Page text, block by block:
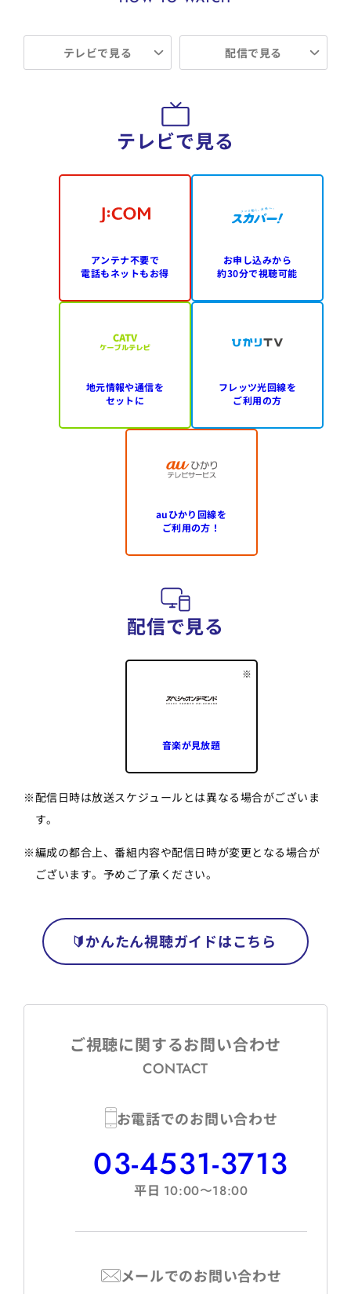
テレビで見る 配信で見る
テレビで見る
アンテナ不要で
電話もネットもお得
お申し込みから
約30分で視聴可能
地元情報や通信を
セットに
フレッツ光回線を
ご利用の方
auひかり回線を
ご利用の方！
配信で見る
音楽が見放題
※配信日時は放送スケジュールとは異なる場合がございま
す。
※編成の都合上、番組内容や配信日時が変更となる場合が
ございます。予めご了承ください。
かんたん視聴ガイドはこちら
ご視聴に関するお問い合わせ
CONTACT
お電話でのお問い合わせ
03-4531-3713
平日 10:00〜18:00
メールでのお問い合わせ